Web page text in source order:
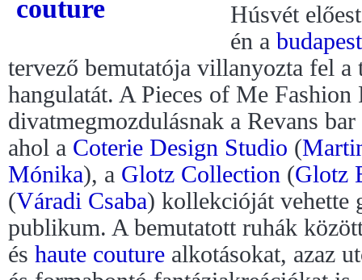
Húsvét
én a budapest
tervező bemutatója villanyozta fel a
hangulatát. A Pieces of Me Fashion
divatmegmozdulásnak a Revans
ahol a Coterie Design Studio (
Mónika), a Glotz Collection (Glotz
(Váradi Csaba) kollekcióját vehette
publikum. A bemutatott ruhák
és haute couture alkotásokat, azaz